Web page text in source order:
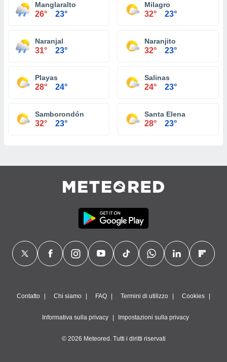
Manglaralto
26° 23°
Milagro
32° 23°
Naranjal
31° 23°
Naranjito
32° 23°
Playas
28° 24°
Salinas
24° 23°
Samborondón
32° 23°
Santa Elena
28° 23°
Contatto Chi siamo FAQ Termini di utilizzo Cookies
Informativa sulla privacy Impostazioni sulla privacy
© 2026 Meteored. Tutti i diritti riservati